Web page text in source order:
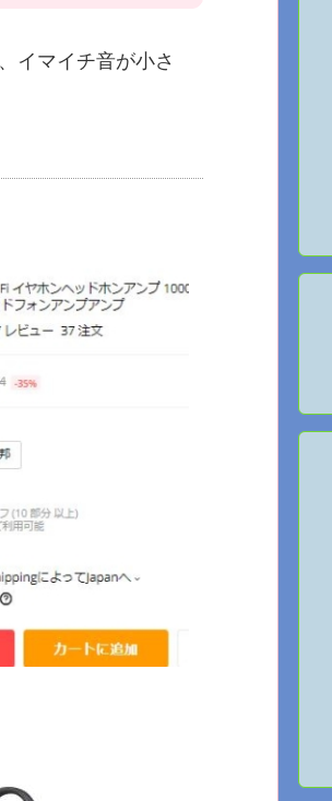
イマイチ音が小さ